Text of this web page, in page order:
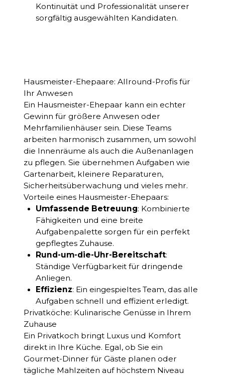
Kontinuität und Professionalität unserer
sorgfältig ausgewählten Kandidaten.
Hausmeister-Ehepaare: Allround-Profis für
Ihr Anwesen
Ein Hausmeister-Ehepaar kann ein echter
Gewinn für größere Anwesen oder
Mehrfamilienhäuser sein. Diese Teams
arbeiten harmonisch zusammen, um sowohl
die Innenräume als auch die Außenanlagen
zu pflegen. Sie übernehmen Aufgaben wie
Gartenarbeit, kleinere Reparaturen,
Sicherheitsüberwachung und vieles mehr.
Vorteile eines Hausmeister-Ehepaars:
Umfassende Betreuung: Kombinierte
Fähigkeiten und eine breite
Aufgabenpalette sorgen für ein perfekt
gepflegtes Zuhause.
Rund-um-die-Uhr-Bereitschaft:
Ständige Verfügbarkeit für dringende
Anliegen.
Effizienz: Ein eingespieltes Team, das alle
Aufgaben schnell und effizient erledigt.
Privatköche: Kulinarische Genüsse in Ihrem
Zuhause
Ein Privatkoch bringt Luxus und Komfort
direkt in Ihre Küche. Egal, ob Sie ein
Gourmet-Dinner für Gäste planen oder
tägliche Mahlzeiten auf höchstem Niveau